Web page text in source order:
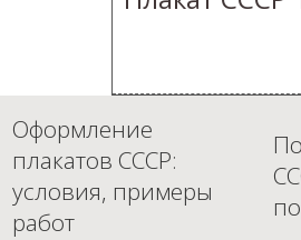
Оформление
плакатов СССР:
условия, примеры
работ